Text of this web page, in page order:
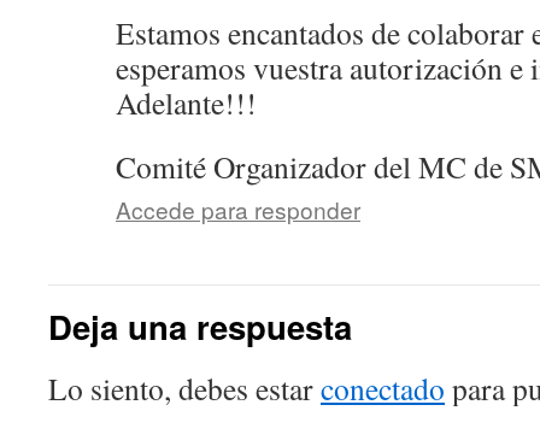
Estamos encantados de colaborar
esperamos vuestra autorización e
Adelante!!!
Comité Organizador del MC de
Accede para responder
Deja una respuesta
Lo siento, debes estarconectado para